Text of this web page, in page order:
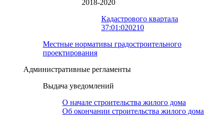
2018-2020
Кадастрового квартала
37:01:020210
Местные нормативы градостроительного
проектирования
Административные регламенты
Выдача уведомлений
О начале строительства жилого дома
Об окончании строительства жилого дома